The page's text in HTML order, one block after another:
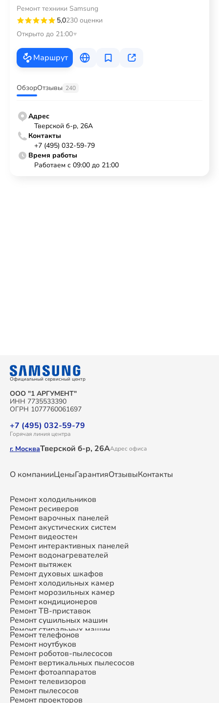
Ремонт техники Samsung
5,0230 оценки
Открыто до 21:00
Маршрут
ОбзорОтзывы 240
Адрес
Тверской б-р, 26А
Контакты
+7 (495) 032-59-79
Время работы
Работаем с 09:00 до 21:00
Официальный сервисный центр
ООО "1 АРГУМЕНТ"
ИНН 7735533390
ОГРН 1077760061697
+7 (495) 032-59-79
Горячая линия центра
г. МоскваТверской б-р, 26ААдрес офиса
О компанииЦеныГарантияОтзывыКонтакты
Ремонт холодильников
Ремонт ресиверов
Ремонт варочных панелей
Ремонт акустических систем
Ремонт видеостен
Ремонт интерактивных панелей
Ремонт водонагревателей
Ремонт вытяжек
Ремонт духовых шкафов
Ремонт холодильных камер
Ремонт морозильных камер
Ремонт кондиционеров
Ремонт ТВ-приставок
Ремонт сушильных машин
Ремонт стиральных машин
Ремонт микроволновых печей
Ремонт смарт-часов
Ремонт атс
Ремонт сплит-систем
Ремонт телефонов
Ремонт ноутбуков
Ремонт роботов-пылесосов
Ремонт вертикальных пылесосов
Ремонт фотоаппаратов
Ремонт телевизоров
Ремонт пылесосов
Ремонт проекторов